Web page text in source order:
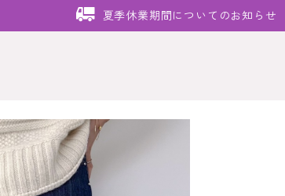
夏季休業期間についてのお知らせ